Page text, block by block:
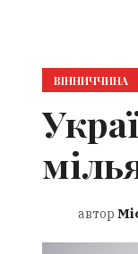
ВІННИЧЧИНА
автор